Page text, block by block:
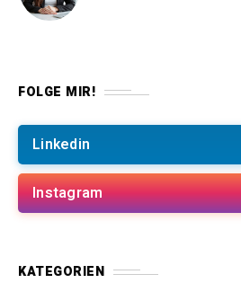
FOLGE MIR!
Linkedin
Instagram
KATEGORIEN